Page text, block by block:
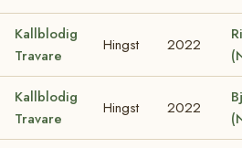
Kallblodig
Travare
Hingst 2022
Kallblodig
Travare
Hingst 2022